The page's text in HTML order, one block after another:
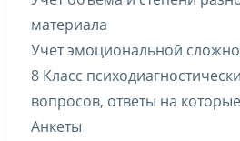
материала
Учет эмоциональной
8 Класс
вопросов, ответы на
Анкеты